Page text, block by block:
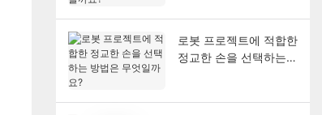
로봇 프로젝트에 적합한
정교한 손을 선택하는